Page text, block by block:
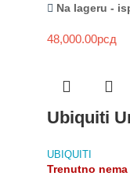
Na lageru -
48,000.00рсд
Ubiquiti
UBIQUITI
Trenutno